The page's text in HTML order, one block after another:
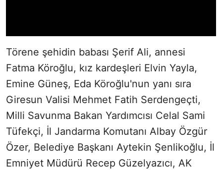
Törene şehidin babası Şerif Ali, annesi
Fatma Köroğlu, kız kardeşleri Elvin Yayla,
Emine Güneş, Eda Köroğlu'nun yanı sıra
Giresun Valisi Mehmet Fatih Serdengeçti,
Milli Savunma Bakan Yardımcısı Celal Sami
Tüfekçi, İl Jandarma Komutanı Albay Özgür
Özer, Belediye Başkanı Aytekin Şenlikoğlu, İl
Emniyet Müdürü Recep Güzelyazıcı, AK